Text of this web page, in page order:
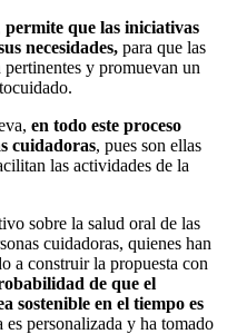
permite que las iniciativas
necesidades, para que las
pertinentes y promuevan un
en todo este proceso
cuidadoras, pues son ellas
las actividades de la
sobre la salud oral de las
cuidadoras, quienes han
a construir la propuesta con
de que el
sostenible en el tiempo es
es personalizada y ha tomado